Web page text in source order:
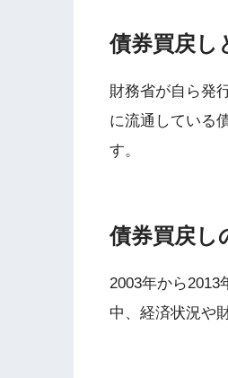
債券買戻し
財務省が自ら発
に流通している
す。
債券買戻し
2003年から
中、経済状況や